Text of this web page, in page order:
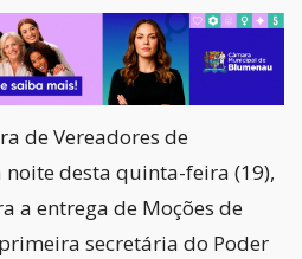
de Vereadores de
desta quinta-feira (19),
a entrega de Moções de
secretária do Poder